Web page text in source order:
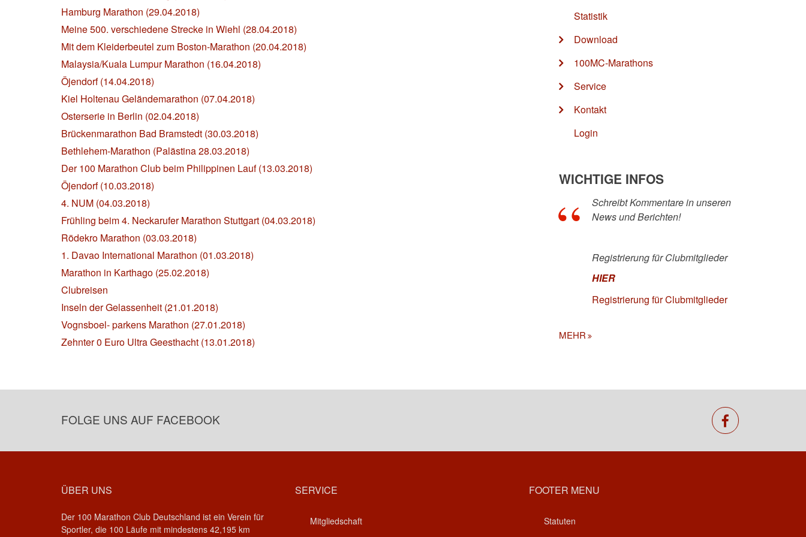
Hamburg Marathon (29.04.2018)
Meine 500. verschiedene Strecke in Wiehl (28.04.2018)
Mit dem Kleiderbeutel zum Boston-Marathon (20.04.2018)
Malaysia/Kuala Lumpur Marathon (16.04.2018)
Öjendorf (14.04.2018)
Kiel Holtenau Geländemarathon (07.04.2018)
Osterserie in Berlin (02.04.2018)
Brückenmarathon Bad Bramstedt (30.03.2018)
Bethlehem-Marathon (Palästina 28.03.2018)
Der 100 Marathon Club beim Philippinen Lauf (13.03.2018)
Öjendorf (10.03.2018)
4. NUM (04.03.2018)
Frühling beim 4. Neckarufer Marathon Stuttgart (04.03.2018)
Rödekro Marathon (03.03.2018)
1. Davao International Marathon (01.03.2018)
Marathon in Karthago (25.02.2018)
Clubreisen
Inseln der Gelassenheit (21.01.2018)
Vognsboel- parkens Marathon (27.01.2018)
Zehnter 0 Euro Ultra Geesthacht (13.01.2018)
Statistik
Download
100MC-Marathons
Service
Kontakt
Login
WICHTIGE INFOS
Schreibt Kommentare in unseren
News und Berichten!
Registrierung für Clubmitglieder
HIER
Registrierung für Clubmitglieder
MEHR
FOLGE UNS AUF FACEBOOK facebook
ÜBER UNS
Der 100 Marathon Club Deutschland ist ein Verein für
Sportler, die 100 Läufe mit mindestens 42,195 km
SERVICE
Mitgliedschaft
FOOTER MENU
Statuten